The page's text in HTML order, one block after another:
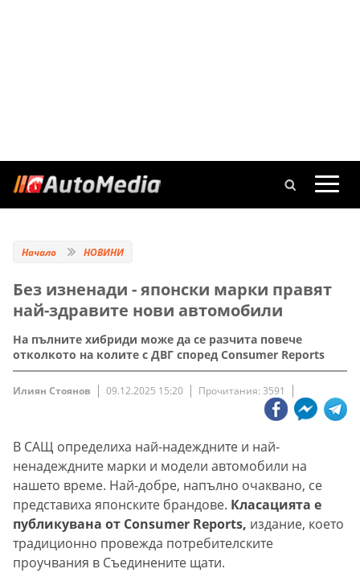
Начало НОВИНИ
Без изненади - японски марки правят
най-здравите нови автомобили
На пълните хибриди може да се разчита повече
отколкото на колите с ДВГ според Consumer Reports
Илиян Стоянов 09.12.2025 15:20 Прочитания: 3591
В САЩ определиха най-надеждните и най-
ненадеждните марки и модели автомобили на
нашето време. Най-добре, напълно очаквано, се
представиха японските брандове. Класацията е
публикувана от Consumer Reports, издание, което
традиционно провежда потребителските
проучвания в Съединените щати.